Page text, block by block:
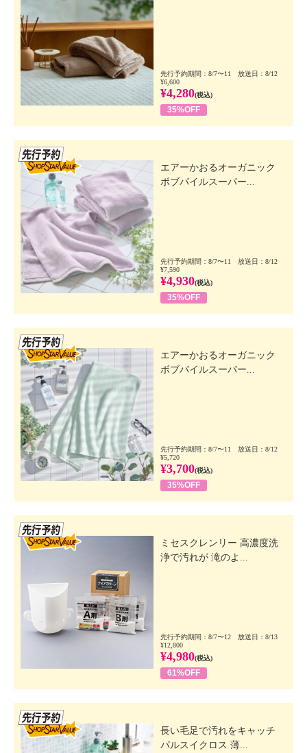
先行予約期間：8/7〜11 放送日：8/12
¥6,600
¥4,280(税込)
35%OFF
エアーかおるオーガニック
ボブパイルスーパー...
先行予約期間：8/7〜11 放送日：8/12
¥7,590
¥4,930(税込)
35%OFF
エアーかおるオーガニック
ボブパイルスーパー...
先行予約期間：8/7〜11 放送日：8/12
¥5,720
¥3,700(税込)
35%OFF
ミセスクレンリー 高濃度洗
浄で汚れが 滝のよ...
先行予約期間：8/7〜12 放送日：8/13
¥12,800
¥4,980(税込)
61%OFF
長い毛足で汚れをキャッチ
パルスイクロス 薄...